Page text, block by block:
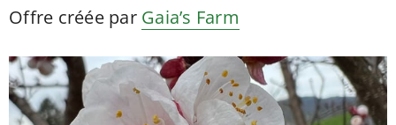
Offre créée par Gaia’s Farm